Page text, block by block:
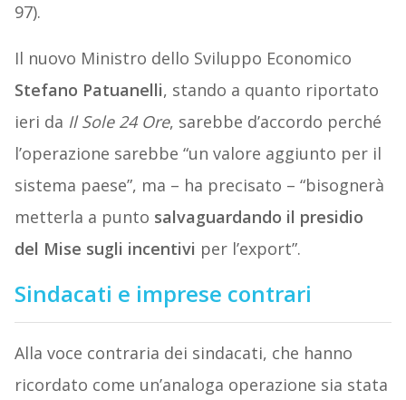
97).
Il nuovo Ministro dello Sviluppo Economico
Stefano Patuanelli, stando a quanto riportato
ieri da Il Sole 24 Ore, sarebbe d’accordo perché
l’operazione sarebbe “un valore aggiunto per il
sistema paese”, ma – ha precisato – “bisognerà
metterla a punto salvaguardando il presidio
del Mise sugli incentivi per l’export”.
Sindacati e imprese contrari
Alla voce contraria dei sindacati, che hanno
ricordato come un’analoga operazione sia stata